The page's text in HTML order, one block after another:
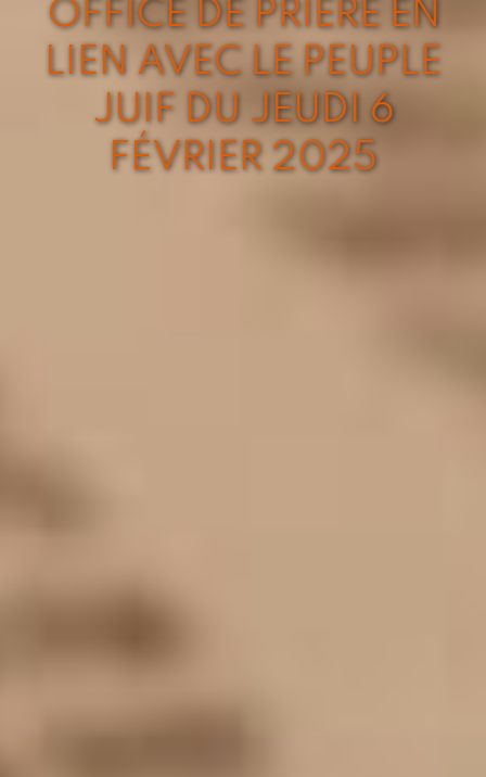
OFFICE DE PRIÈRE EN
LIEN AVEC LE PEUPLE
JUIF DU JEUDI 6
FÉVRIER 2025